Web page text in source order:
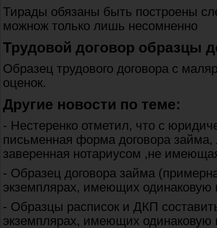
Тирады обязаны быть построены
можнож только лишь несомненно
Трудовой договор образцы
Образец трудового договора с
оценок.
Другие новости по теме:
- Нестеренко отметил, что с
письменная форма договора
заверенная нотариусом ,не
- Образец договора займа
экземплярах, имеющих одинаковую
- Образцы расписок и ДКП
экземплярах, имеющих одинаковую